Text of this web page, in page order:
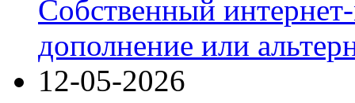
Собственный
дополнение или
12-05-2026